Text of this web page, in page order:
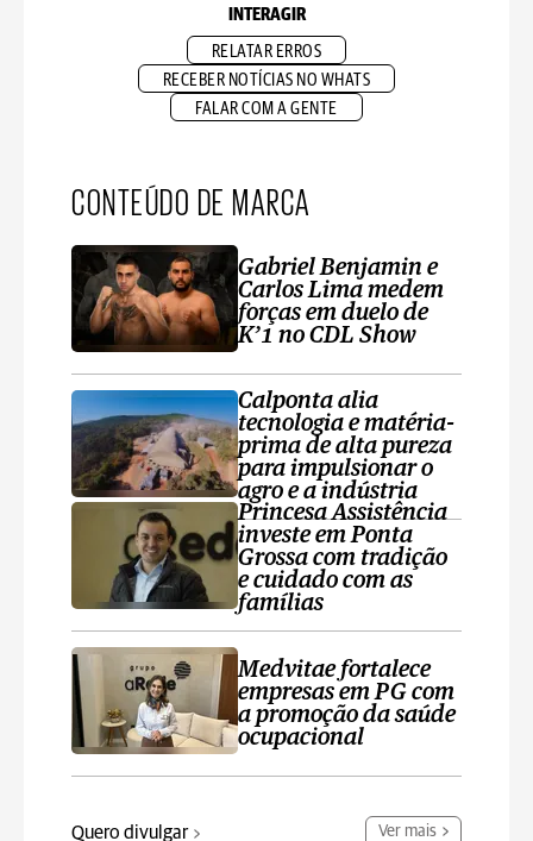
INTERAGIR
RELATAR ERROS
RECEBER NOTÍCIAS NO WHATS
FALAR COM A GENTE
CONTEÚDO DE MARCA
Gabriel Benjamin e
Carlos Lima medem
forças em duelo de
K’1 no CDL Show
Calponta alia
tecnologia e matéria-
prima de alta pureza
para impulsionar o
agro e a indústria
Princesa Assistência
investe em Ponta
Grossa com tradição
e cuidado com as
famílias
Medvitae fortalece
empresas em PG com
a promoção da saúde
ocupacional
Quero divulgar Ver mais